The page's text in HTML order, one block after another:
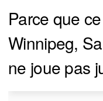
Parce que
Winnipeg,
ne joue pas